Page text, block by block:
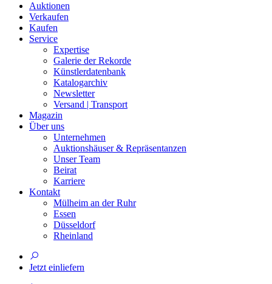
Auktionen
Verkaufen
Kaufen
Service
Expertise
Galerie der Rekorde
Künstlerdatenbank
Katalogarchiv
Newsletter
Versand | Transport
Magazin
Über uns
Unternehmen
Auktionshäuser & Repräsentanzen
Unser Team
Beirat
Karriere
Kontakt
Mülheim an der Ruhr
Essen
Düsseldorf
Rheinland
Jetzt einliefern